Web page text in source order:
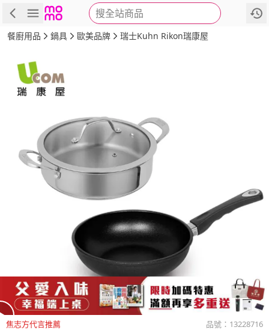
搜全站商品
商品 評價 詳情
餐廚用品 鍋具 歐美品牌 瑞士Kuhn Rikon瑞康屋
焦志方代言推薦 品號： 13228716